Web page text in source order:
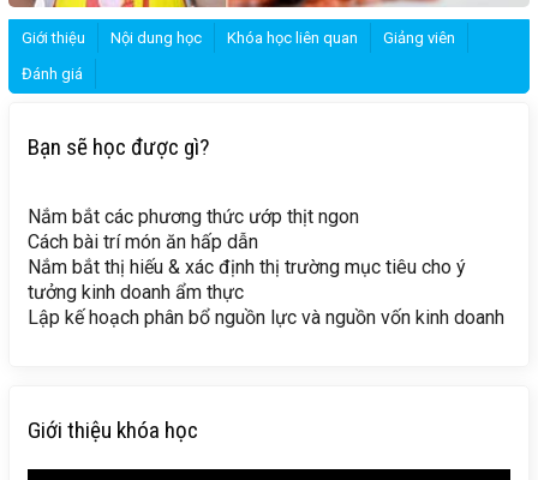
Giới thiệu Nội dung học Khóa học liên quan
Giảng viên
Đánh giá
Bạn sẽ học được gì?
Nắm bắt các phương thức ướp thịt ngon
Cách bài trí món ăn hấp dẫn
Nắm bắt thị hiếu & xác định thị trường mục tiêu cho ý
tưởng kinh doanh ẩm thực
Lập kế hoạch phân bổ nguồn lực và nguồn vốn kinh doanh
Giới thiệu khóa học